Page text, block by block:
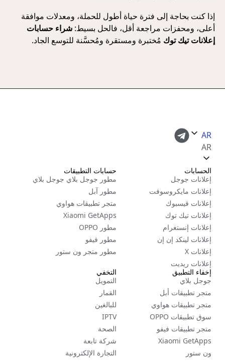
إذا كنت بحاجة إلى فترة حياة أطول للحملة، ومعدلات موافقة
أعلى، ومحفزات مراجعة أقل، فالحل بسيط: شراء حسابات
إعلانات تيك توك مُختبرة ومستقرة ومُحسَّنة للتوسع الجاد.
AR
AR
الحسابات
إعلانات جوجل
إعلانات مايكروسوفت
إعلانات فيسبوك
إعلانات تيك توك
إعلانات إنستغرام
إعلانات لينكد إن إن
إعلانات X
إعلانات ريديت
التخفي
التمويل
القمار
للبالغين
IPTV
الصحة
شركة تابعة
التجارة الإلكترونية
حسابات التطبيقات
مطور جوجل بلاي جوجل بلاي
مطور آبل
متجر تطبيقات هواوي
Xiaomi GetApps
مطور OPPO
مطور فيفو
مطور متجر ون ستور
إخفاء التطبيق
جوجل بلاي
متجر تطبيقات أبل
متجر تطبيقات هواوي
سوق تطبيقات OPPO
متجر تطبيقات فيفو
Xiaomi GetApps
ون ستور